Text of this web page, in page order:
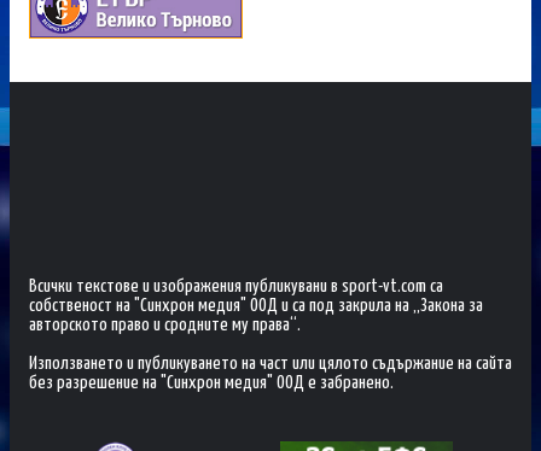
Всички текстове и изображения публикувани в sport-vt.com са
собственост на "Синхрон медия" ООД и са под закрила на „Закона за
авторското право и сродните му права“.
Използването и публикуването на част или цялото съдържание на сайта
без разрешение на "Синхрон медия" ООД е забранено.